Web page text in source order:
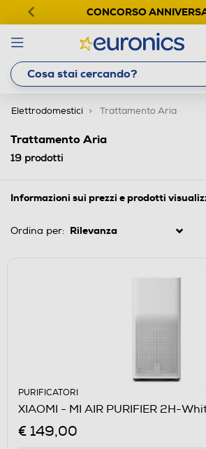
CONCORSO
Elettrodomestici Trattamento Aria
Trattamento Aria
19 prodotti
Informazioni sui prezzi e prodotti
Ordina per:
PURIFICATORI
XIAOMI - MI AIR PURIFIER 2H-
€ 149,00